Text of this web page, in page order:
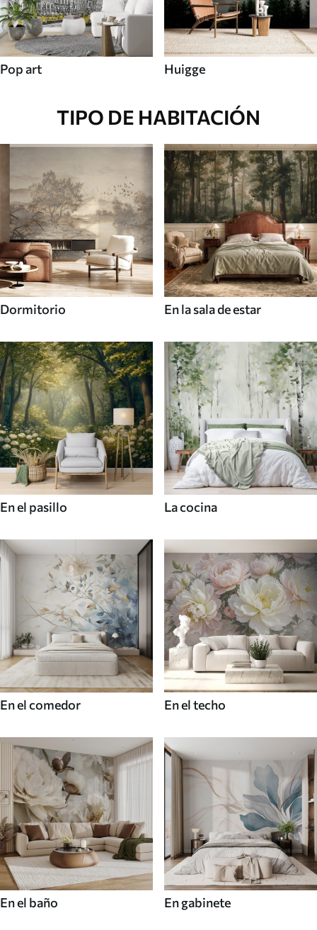
Pop art Huigge
TIPO DE HABITACIÓN
Dormitorio En la sala de estar
En el pasillo La cocina
En el comedor En el techo
En el baño En gabinete